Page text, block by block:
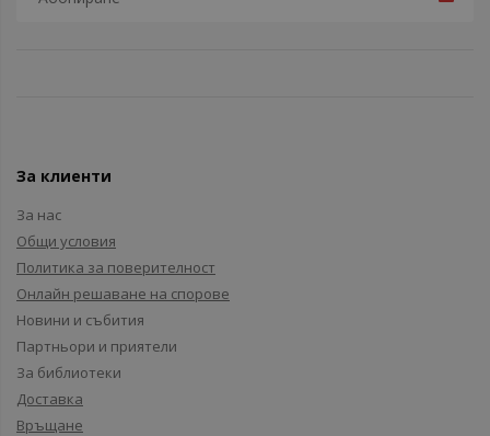
За клиенти
За нас
Общи условия
Политика за поверителност
Онлайн решаване на спорове
Новини и събития
Партньори и приятели
За библиотеки
Доставка
Връщане